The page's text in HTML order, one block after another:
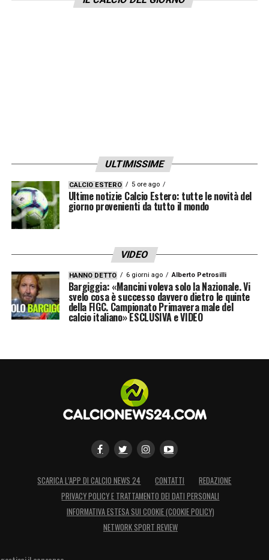
ULTIMISSIME
CALCIO ESTERO 5 ore ago
Ultime notizie Calcio Estero: tutte le novità del
giorno provenienti da tutto il mondo
VIDEO
HANNO DETTO 6 giorni ago Alberto Petrosilli
Bargiggia: «Mancini voleva solo la Nazionale. Vi
svelo cosa è successo davvero dietro le quinte
della FIGC. Campionato Primavera male del
calcio italiano» ESCLUSIVA e VIDEO
SCARICA L’APP DI CALCIO NEWS 24 CONTATTI
REDAZIONE
PRIVACY POLICY E TRATTAMENTO DEI DATI PERSONALI
INFORMATIVA ESTESA SUI COOKIE (COOKIE POLICY)
NETWORK SPORT REVIEW